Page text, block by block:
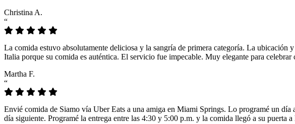
Christina A.
“
La comida estuvo absolutamente deliciosa y la sangría de primera categoría. La
Italia porque su comida es auténtica. El servicio fue impecable. Muy elegante para celebrar
Martha F.
“
Envié comida de Siamo vía Uber Eats a una amiga en Miami Springs. Lo programé un
día siguiente. Programé la entrega entre las 4:30 y 5:00 p.m. y la comida llegó a su